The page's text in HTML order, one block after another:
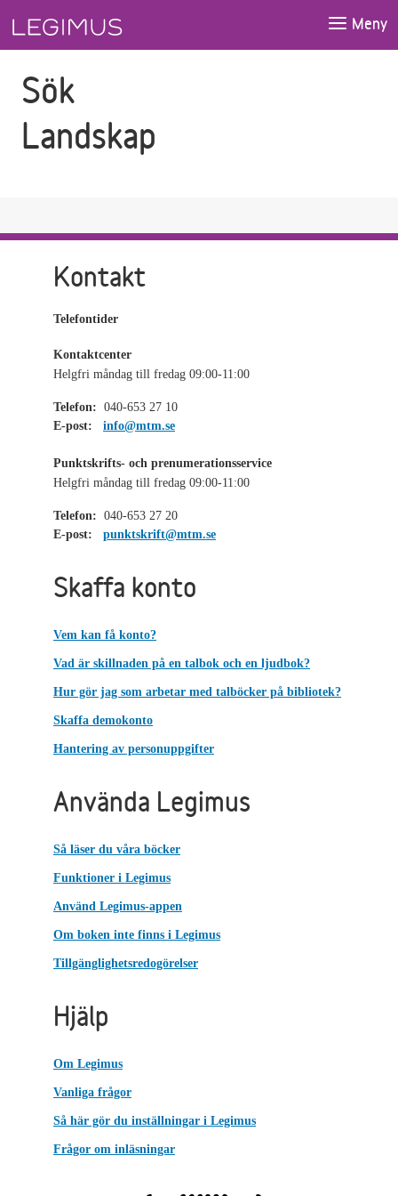
Meny
Sök
Landskap
Kontakt
Telefontider
Kontaktcenter
Helgfri måndag till fredag 09:00-11:00
Telefon: 040-653 27 10
E-post:
info@mtm.se
Punktskrifts- och prenumerationsservice
Helgfri måndag till fredag 09:00-11:00
Telefon: 040-653 27 20
E-post:
punktskrift@mtm.se
Skaffa konto
Vem kan få konto?
Vad är skillnaden på en talbok och en ljudbok?
Hur gör jag som arbetar med talböcker på bibliotek?
Skaffa demokonto
Hantering av personuppgifter
Använda Legimus
Så läser du våra böcker
Funktioner i Legimus
Använd Legimus-appen
Om boken inte finns i Legimus
Tillgänglighetsredogörelser
Hjälp
Om Legimus
Vanliga frågor
Så här gör du inställningar i Legimus
Frågor om inläsningar